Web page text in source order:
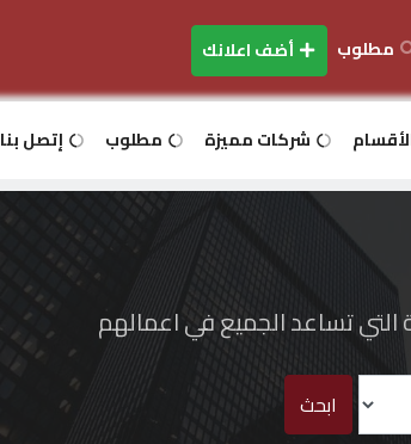
مطلوب أضف اعلانك
شركات مميزة مطلوب إتصل بنا
التي تساعد الجميع في اعمالهم
ابحث